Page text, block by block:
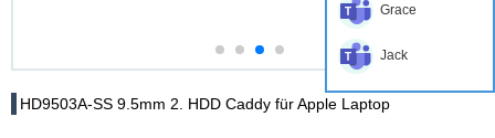
HD9503A-SS 9.5mm 2. HDD Caddy für Apple Laptop
Grace
Jack